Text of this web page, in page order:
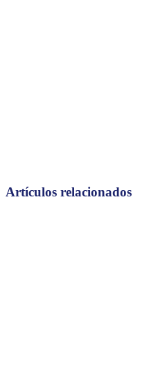
Artículos relacionados